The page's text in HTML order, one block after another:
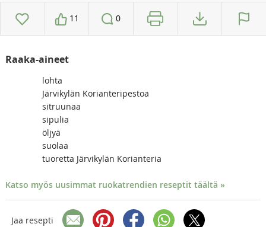
11 0
Raaka-aineet
lohta
Järvikylän Korianteripestoa
sitruunaa
sipulia
öljyä
suolaa
tuoretta Järvikylän Korianteria
Katso myös uusimmat ruokatrendien reseptit täältä »
Jaa resepti